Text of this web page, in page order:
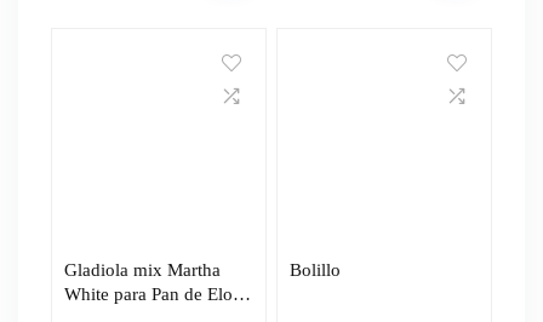
Gladiola mix Martha
White para Pan de Elote
Bolillo